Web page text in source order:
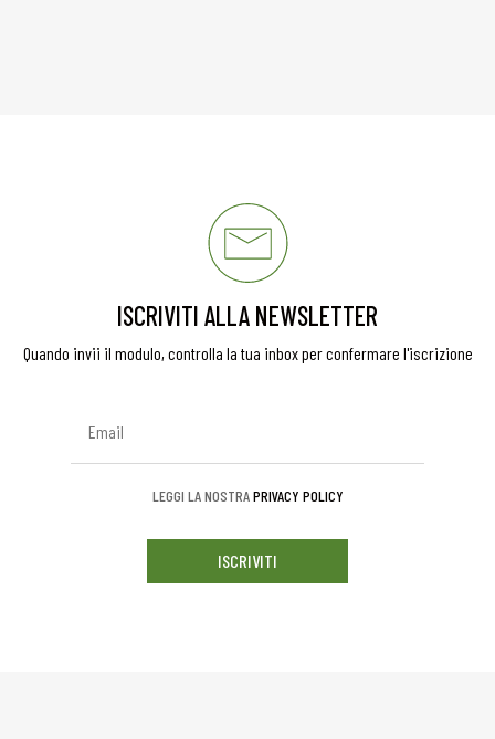
ISCRIVITI ALLA NEWSLETTER
Quando invii il modulo, controlla la tua inbox per confermare l'iscrizione
LEGGI LA NOSTRAPRIVACY POLICY
ISCRIVITI